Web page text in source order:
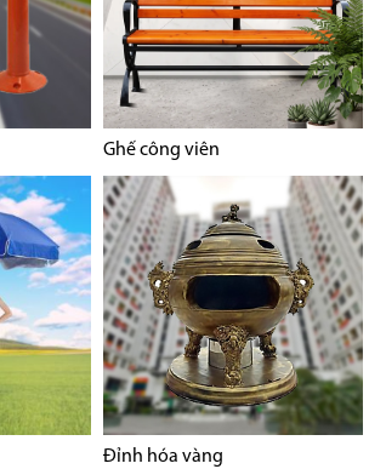
Ghế công viên
Đỉnh hóa vàng